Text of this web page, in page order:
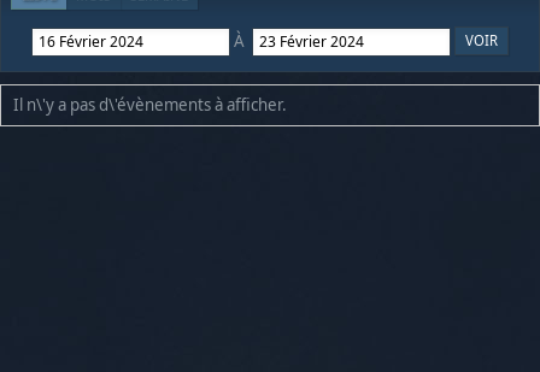
À
Il n\'y a pas d\'évènements à afficher.